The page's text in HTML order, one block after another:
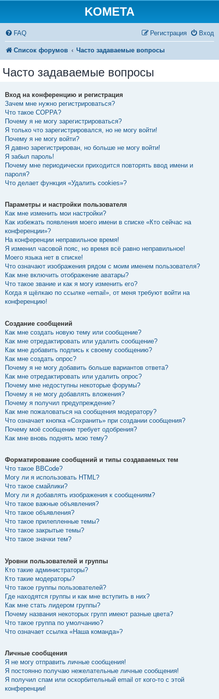
KOMETA
FAQ Вход
Регистрация
Список форумов Часто задаваемые вопросы
Часто задаваемые вопросы
Вход на конференцию и регистрация
Зачем мне нужно регистрироваться?
Что такое COPPA?
Почему я не могу зарегистрироваться?
Я только что зарегистрировался, но не могу войти!
Почему я не могу войти?
Я давно зарегистрирован, но больше не могу войти!
Я забыл пароль!
Почему мне периодически приходится повторять ввод имени и
пароля?
Что делает функция «Удалить cookies»?
Параметры и настройки пользователя
Как мне изменить мои настройки?
Как избежать появления моего имени в списке «Кто сейчас на
конференции»?
На конференции неправильное время!
Я изменил часовой пояс, но время всё равно неправильное!
Моего языка нет в списке!
Что означают изображения рядом с моим именем пользователя?
Как мне включить отображение аватары?
Что такое звание и как я могу изменить его?
Когда я щёлкаю по ссылке «email», от меня требуют войти на
конференцию!
Создание сообщений
Как мне создать новую тему или сообщение?
Как мне отредактировать или удалить сообщение?
Как мне добавить подпись к своему сообщению?
Как мне создать опрос?
Почему я не могу добавить больше вариантов ответа?
Как мне отредактировать или удалить опрос?
Почему мне недоступны некоторые форумы?
Почему я не могу добавлять вложения?
Почему я получил предупреждение?
Как мне пожаловаться на сообщения модератору?
Что означает кнопка «Сохранить» при создании сообщения?
Почему моё сообщение требует одобрения?
Как мне вновь поднять мою тему?
Форматирование сообщений и типы создаваемых тем
Что такое BBCode?
Могу ли я использовать HTML?
Что такое смайлики?
Могу ли я добавлять изображения к сообщениям?
Что такое важные объявления?
Что такое объявления?
Что такое прилепленные темы?
Что такое закрытые темы?
Что такое значки тем?
Уровни пользователей и группы
Кто такие администраторы?
Кто такие модераторы?
Что такое группы пользователей?
Где находятся группы и как мне вступить в них?
Как мне стать лидером группы?
Почему названия некоторых групп имеют разные цвета?
Что такое группа по умолчанию?
Что означает ссылка «Наша команда»?
Личные сообщения
Я не могу отправить личные сообщения!
Я постоянно получаю нежелательные личные сообщения!
Я получил спам или оскорбительный email от кого-то с этой
конференции!